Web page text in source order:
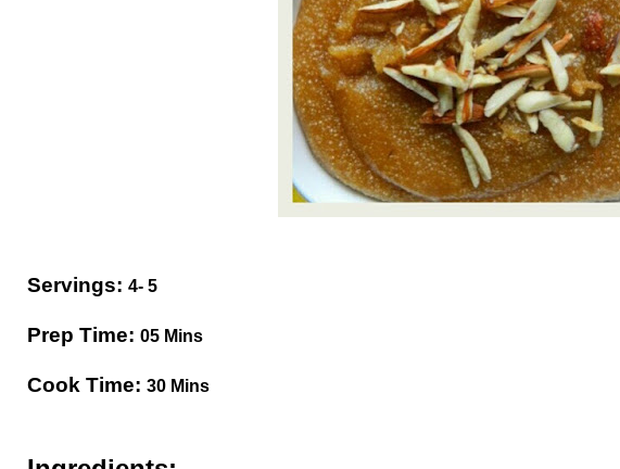
Servings: 4- 5
Prep Time: 05 Mins
Cook Time: 30 Mins